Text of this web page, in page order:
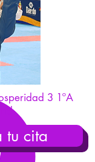
3 1ºA
tu cita